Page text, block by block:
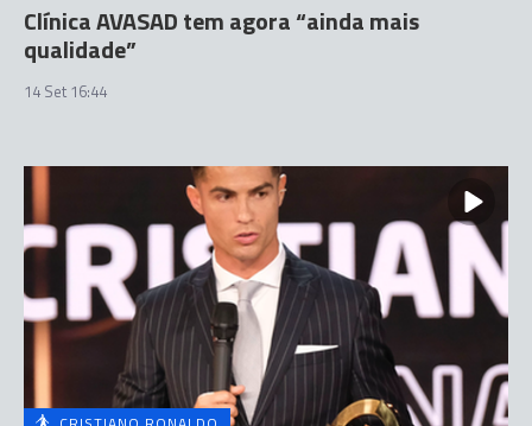
Clínica AVASAD tem agora “ainda mais
qualidade”
14 Set 16:44